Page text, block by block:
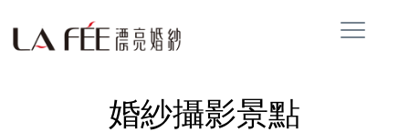
婚紗攝影景點